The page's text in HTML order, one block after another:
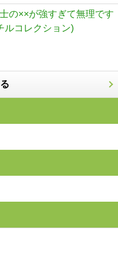
の××が強すぎて無理です
ルコレクション)